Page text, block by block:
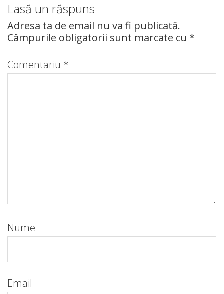
Lasă un răspuns
Adresa ta de email nu va fi publicată.
Câmpurile obligatorii sunt marcate cu *
Comentariu *
Nume
Email